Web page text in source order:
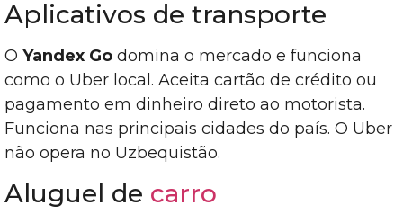
Aplicativos de transporte
O Yandex Go domina o mercado e funciona
como o Uber local. Aceita cartão de crédito ou
pagamento em dinheiro direto ao motorista.
Funciona nas principais cidades do país. O Uber
não opera no Uzbequistão.
Aluguel de carro